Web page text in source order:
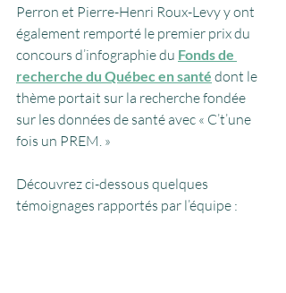
Perron et Pierre-Henri Roux-Levy y ont
également remporté le premier prix du
concours d’infographie du Fonds de
recherche du Québec en santé dont le
thème portait sur la recherche fondée
sur les données de santé avec « C’t’une
fois un PREM. »
Découvrez ci-dessous quelques
témoignages rapportés par l’équipe :